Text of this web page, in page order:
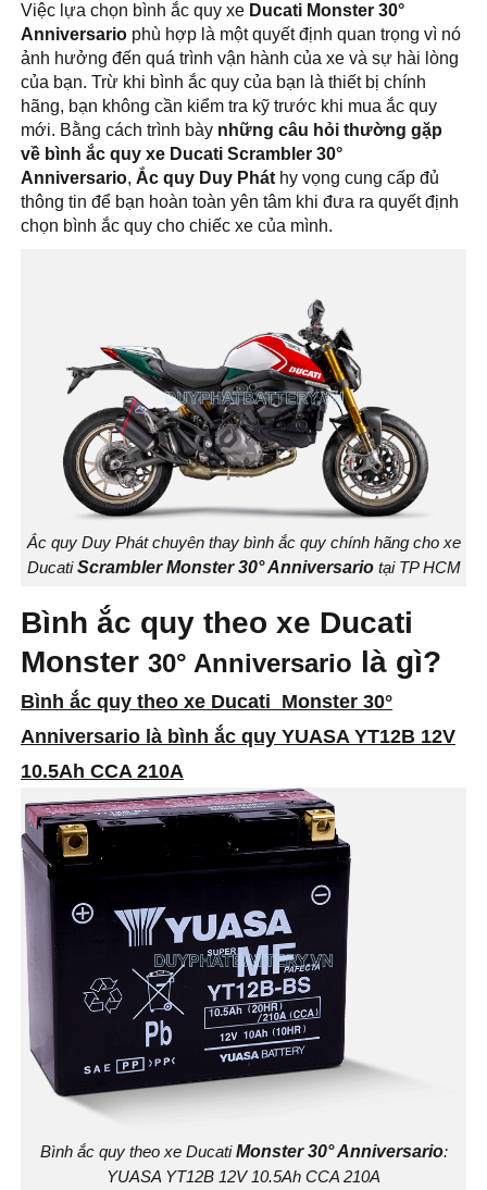
Việc lựa chọn bình ắc quy xe Ducati Monster 30°
Anniversario phù hợp là một quyết định quan trọng vì nó
ảnh hưởng đến quá trình vận hành của xe và sự hài lòng
của bạn. Trừ khi bình ắc quy của bạn là thiết bị chính
hãng, bạn không cần kiểm tra kỹ trước khi mua ắc quy
mới. Bằng cách trình bày những câu hỏi thường gặp
về bình ắc quy xe Ducati Scrambler 30°
Anniversario, Ắc quy Duy Pháthy vọng cung cấp đủ
thông tin để bạn hoàn toàn yên tâm khi đưa ra quyết định
chọn bình ắc quy cho chiếc xe của mình.
Ắc quy Duy Phát chuyên thay bình ắc quy chính hãng cho xe
DucatiScrambler Monster 30° Anniversariotại TP HCM
Bình ắc quy theo xe Ducati
Monster 30° Anniversario là gì?
Bình ắc quy theo xe Ducati Monster 30°
Anniversario là bình ắc quy YUASA YT12B 12V
10.5Ah CCA 210A
Bình ắc quy theo xe DucatiMonster 30° Anniversario:
YUASA YT12B 12V 10.5Ah CCA 210A